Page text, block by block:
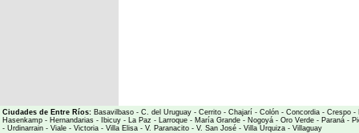
Ciudades de Entre Ríos: Basavilbaso - C. del Uruguay - Cerrito - Chajarí - Colón - Concordia - Crespo -
Hasenkamp - Hernandarias - Ibicuy - La Paz - Larroque - María Grande - Nogoyá - Oro Verde - Paraná -
- Urdinarrain - Viale - Victoria - Villa Elisa - V. Paranacito - V. San José - Villa Urquiza - Villaguay